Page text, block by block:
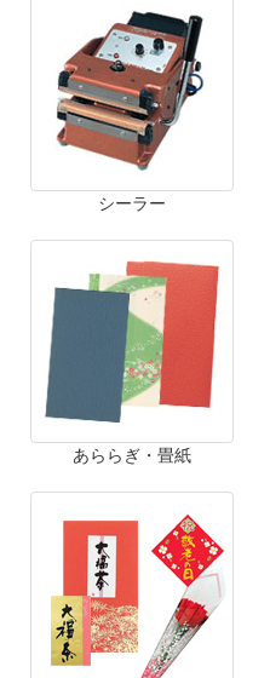
シーラー
あららぎ・畳紙